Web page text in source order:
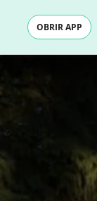
OBRIR APP